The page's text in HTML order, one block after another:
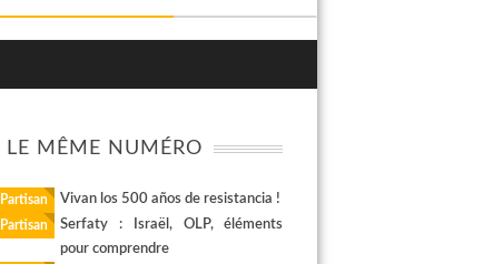
LE MÊME NUMÉRO
Vivan los 500 años de resistancia !
Serfaty : Israël, OLP, éléments
pour comprendre